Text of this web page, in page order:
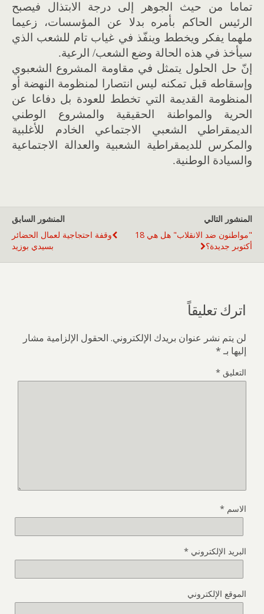
تماما من حيث الجوهر إلى درجة الابتذال فيصبح
الرئيس الحاكم بأمره بدلا عن المؤسسات، زعيما
ملهما يفكر ويخطط وينفّذ في غياب تام للشعب الذي
سيأخذ في هذه الحالة وضع الشعب/ الرعية.
إنّ حل الحلول يتمثل في مقاومة المشروع الشعبوي
وإسقاطه قبل تمكنه ليس انتصارا لمنظومة النهضة أو
المنظومة القديمة التي تخطط للعودة بل دفاعا عن
الحرية والمواطنة الحقيقية والمشروع الوطني
الديمقراطي الشعبي الاجتماعي الخادم للأغلبية
والمكرس للديمقراطية الشعبية والعدالة الاجتماعية
والسيادة الوطنية.
المنشور السابق
وقفة احتجاجية لعمال الحضائر
بسيدي بوزيد
المنشور التالي
"مواطنون ضد الانقلاب" هل هي 18
أكتوبر جديدة؟
اترك تعليقاً
لن يتم نشر عنوان بريدك الإلكتروني. الحقول الإلزامية مشار
إليها بـ*
التعليق *
الاسم *
البريد الإلكتروني *
الموقع الإلكتروني